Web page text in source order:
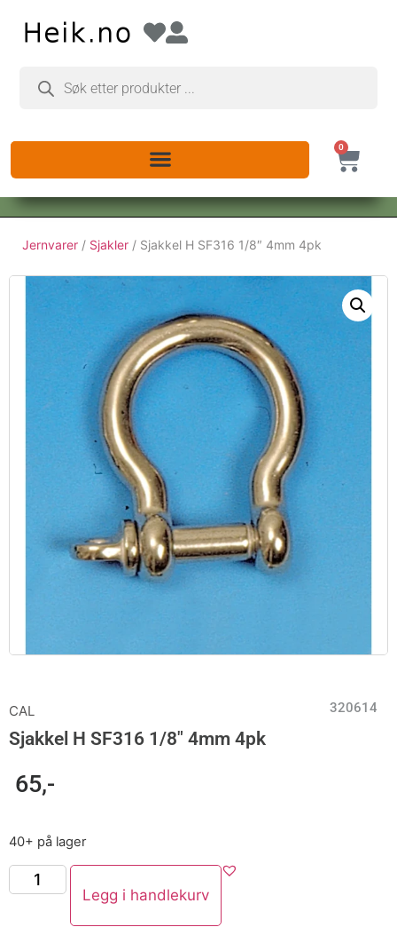
0
Jernvarer / Sjakler / Sjakkel H SF316 1/8″ 4mm 4pk
CAL 320614
Sjakkel H SF316 1/8″ 4mm 4pk
65,-
40+ på lager
Legg i handlekurv